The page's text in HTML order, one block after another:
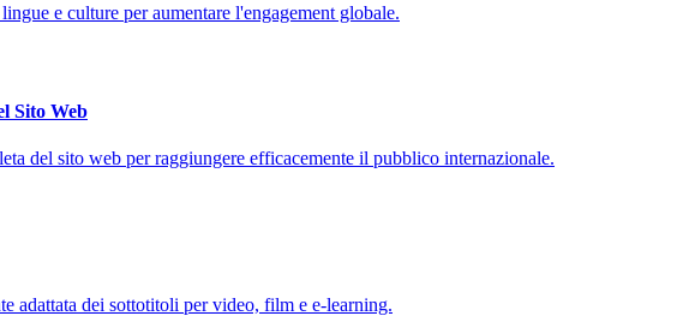
e culture per aumentare l'engagement globale.
Sito Web
del sito web per raggiungere efficacemente il pubblico internazionale.
adattata dei sottotitoli per video, film e e-learning.